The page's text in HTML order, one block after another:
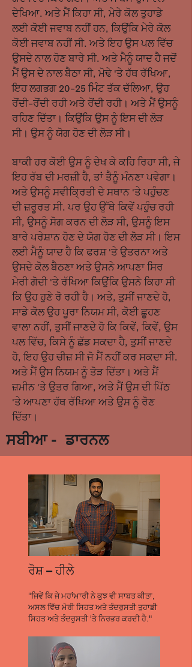
ਦੇਖਿਆ. ਅਤੇ ਮੈਂ ਕਿਹਾ ਸੀ, ਮੇਰੇ ਕੋਲ ਤੁਹਾਡੇ
ਲਈ ਕੋਈ ਜਵਾਬ ਨਹੀਂ ਹਨ, ਕਿਉਂਕਿ ਮੇਰੇ ਕੋਲ
ਕੋਈ ਜਵਾਬ ਨਹੀਂ ਸੀ. ਅਤੇ ਇਹ ਉਸ ਪਲ ਵਿੱਚ
ਉਸਦੇ ਨਾਲ ਹੋਣ ਬਾਰੇ ਸੀ. ਅਤੇ ਮੈਨੂੰ ਯਾਦ ਹੈ ਜਦੋਂ
ਮੈਂ ਉਸ ਦੇ ਨਾਲ ਬੈਠਾ ਸੀ, ਮੋਢੇ 'ਤੇ ਹੱਥ ਰੱਖਿਆ,
ਇਹ ਲਗਭਗ 20-25 ਮਿੰਟ ਤੱਕ ਚੱਲਿਆ, ਉਹ
ਰੋਂਦੀ-ਰੋਂਦੀ ਰਹੀ ਅਤੇ ਰੋਂਦੀ ਰਹੀ। ਅਤੇ ਮੈਂ ਉਸਨੂੰ
ਰਹਿਣ ਦਿੱਤਾ। ਕਿਉਂਕਿ ਉਸ ਨੂੰ ਇਸ ਦੀ ਲੋੜ
ਸੀ। ਉਸ ਨੂੰ ਯੋਗ ਹੋਣ ਦੀ ਲੋੜ ਸੀ।
ਬਾਕੀ ਹਰ ਕੋਈ ਉਸ ਨੂੰ ਦੇਖ ਕੇ ਕਹਿ ਰਿਹਾ ਸੀ, ਜੇ
ਇਹ ਰੱਬ ਦੀ ਮਰਜ਼ੀ ਹੈ, ਤਾਂ ਤੈਨੂੰ ਮੰਨਣਾ ਪਵੇਗਾ।
ਅਤੇ ਉਸਨੂੰ ਸਵੀਕ੍ਰਿਤੀ ਦੇ ਸਥਾਨ 'ਤੇ ਪਹੁੰਚਣ
ਦੀ ਜ਼ਰੂਰਤ ਸੀ. ਪਰ ਉਹ ਉੱਥੇ ਕਿਵੇਂ ਪਹੁੰਚ ਰਹੀ
ਸੀ, ਉਸਨੂੰ ਸੋਗ ਕਰਨ ਦੀ ਲੋੜ ਸੀ, ਉਸਨੂੰ ਇਸ
ਬਾਰੇ ਪਰੇਸ਼ਾਨ ਹੋਣ ਦੇ ਯੋਗ ਹੋਣ ਦੀ ਲੋੜ ਸੀ। ਇਸ
ਲਈ ਮੈਨੂੰ ਯਾਦ ਹੈ ਕਿ ਫਰਸ਼ 'ਤੇ ਉਤਰਨਾ ਅਤੇ
ਉਸਦੇ ਕੋਲ ਬੈਠਣਾ ਅਤੇ ਉਸਨੇ ਆਪਣਾ ਸਿਰ
ਮੇਰੀ ਗੋਦੀ 'ਤੇ ਰੱਖਿਆ ਕਿਉਂਕਿ ਉਸਨੇ ਕਿਹਾ ਸੀ
ਕਿ ਉਹ ਹੁਣੇ ਰੋ ਰਹੀ ਹੈ। ਅਤੇ, ਤੁਸੀਂ ਜਾਣਦੇ ਹੋ,
ਸਾਡੇ ਕੋਲ ਉਹ ਪੂਰਾ ਨਿਯਮ ਸੀ, ਕੋਈ ਛੂਹਣ
ਵਾਲਾ ਨਹੀਂ, ਤੁਸੀਂ ਜਾਣਦੇ ਹੋ ਕਿ ਕਿਵੇਂ, ਕਿਵੇਂ, ਉਸ
ਪਲ ਵਿੱਚ, ਕਿਸੇ ਨੂੰ ਛੱਡ ਸਕਦਾ ਹੈ, ਤੁਸੀਂ ਜਾਣਦੇ
ਹੋ, ਇਹ ਉਹ ਚੀਜ਼ ਸੀ ਜੋ ਮੈਂ ਨਹੀਂ ਕਰ ਸਕਦਾ ਸੀ.
ਅਤੇ ਮੈਂ ਉਸ ਨਿਯਮ ਨੂੰ ਤੋੜ ਦਿੱਤਾ। ਅਤੇ ਮੈਂ
ਜ਼ਮੀਨ 'ਤੇ ਉਤਰ ਗਿਆ, ਅਤੇ ਮੈਂ ਉਸ ਦੀ ਪਿੱਠ
'ਤੇ ਆਪਣਾ ਹੱਥ ਰੱਖਿਆ ਅਤੇ ਉਸ ਨੂੰ ਰੋਣ
ਦਿੱਤਾ।
ਸਬੀਆ- ਡਾਰਨਲ
ਰੋਸ਼ – ਹੀਲੇ
"ਜਿਵੇਂ ਕਿ ਜੇ ਮਹਾਂਮਾਰੀ ਨੇ ਕੁਝ ਵੀ ਸਾਬਤ ਕੀਤਾ,
ਅਸਲ ਵਿੱਚ ਮੇਰੀ ਸਿਹਤ ਅਤੇ ਤੰਦਰੁਸਤੀ ਤੁਹਾਡੀ
ਸਿਹਤ ਅਤੇ ਤੰਦਰੁਸਤੀ 'ਤੇ ਨਿਰਭਰ ਕਰਦੀ ਹੈ."